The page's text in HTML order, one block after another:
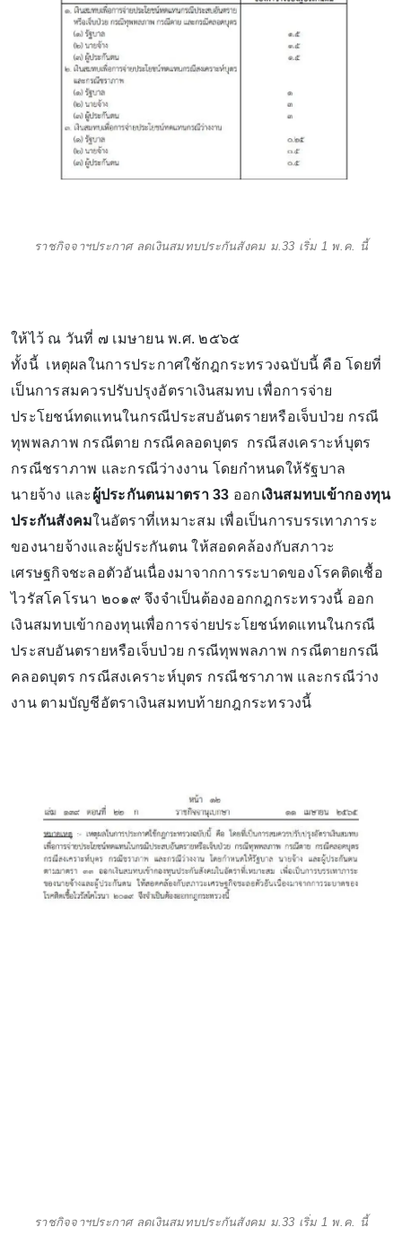
ราชกิจจาฯประกาศ ลดเงินสมทบประกันสังคม ม.33 เริ่ม 1 พ.ค. นี้
ให้ไว้ ณ วันที่ ๗ เมษายน พ.ศ. ๒๕๖๕
ทั้งนี้ เหตุผลในการประกาศใช้กฎกระทรวงฉบับนี้ คือ โดยที่
เป็นการสมควรปรับปรุงอัตราเงินสมทบ เพื่อการจ่าย
ประโยชน์ทดแทนในกรณีประสบอันตรายหรือเจ็บป่วย กรณี
ทุพพลภาพ กรณีตาย กรณีคลอดบุตร กรณีสงเคราะห์บุตร
กรณีชราภาพ และกรณีว่างงาน โดยกำหนดให้รัฐบาล
นายจ้าง และ ผู้ประกันตนมาตรา 33 ออกเงินสมทบเข้ากองทุน
ประกันสังคมในอัตราที่เหมาะสม เพื่อเป็นการบรรเทาภาระ
ของนายจ้างและผู้ประกันตน ให้สอดคล้องกับสภาวะ
เศรษฐกิจชะลอตัวอันเนื่องมาจากการระบาดของโรคติดเชื้อ
ไวรัสโคโรนา ๒๐๑๙ จึงจำเป็นต้องออกกฎกระทรวงนี้ ออก
เงินสมทบเข้ากองทุนเพื่อการจ่ายประโยชน์ทดแทนในกรณี
ประสบอันตรายหรือเจ็บป่วย กรณีทุพพลภาพ กรณีตายกรณี
คลอดบุตร กรณีสงเคราะห์บุตร กรณีชราภาพ และกรณีว่าง
งาน ตามบัญชีอัตราเงินสมทบท้ายกฎกระทรวงนี้
ราชกิจจาฯประกาศ ลดเงินสมทบประกันสังคม ม.33 เริ่ม 1 พ.ค. นี้